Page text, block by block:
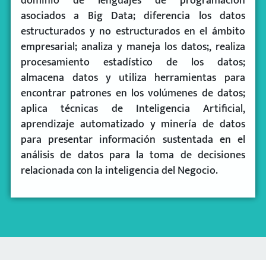
asociados a Big Data; diferencia los datos
estructurados y no estructurados en el ámbito
empresarial; analiza y maneja los datos;, realiza
procesamiento estadístico de los datos;
almacena datos y utiliza herramientas para
encontrar patrones en los volúmenes de datos;
aplica técnicas de Inteligencia Artificial,
aprendizaje automatizado y minería de datos
para presentar información sustentada en el
análisis de datos para la toma de decisiones
relacionada con la inteligencia del Negocio.